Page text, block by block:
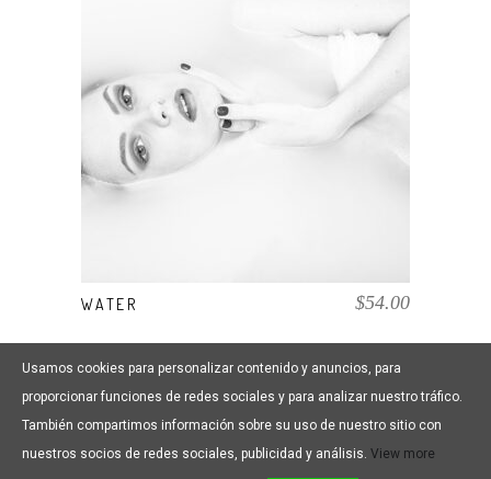
COMPRAR EL PRODUCTO
WATER $54.00
Usamos cookies para personalizar contenido y anuncios, para
proporcionar funciones de redes sociales y para analizar nuestro tráfico.
También compartimos información sobre su uso de nuestro sitio con
nuestros socios de redes sociales, publicidad y análisis. View more